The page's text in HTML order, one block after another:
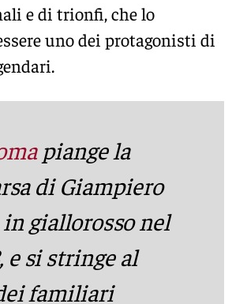
e di trionfi, che lo
uno dei protagonisti di
piange la
di Giampiero
giallorosso nel
e si stringe al
familiari